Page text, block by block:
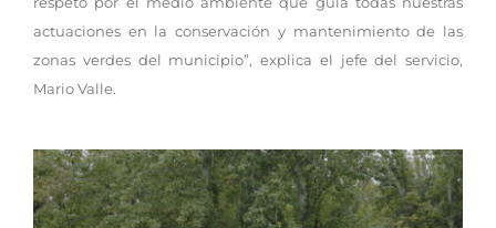
actuaciones en la conservación y mantenimiento de las
zonas verdes del municipio”, explica el jefe del servicio,
Mario Valle.